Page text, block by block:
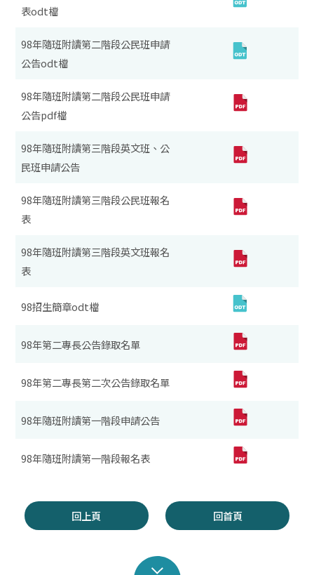
表odt檔
98年隨班附讀第二階段公民班申請
公告odt檔
98年隨班附讀第二階段公民班申請
公告pdf檔
98年隨班附讀第三階段英文班、公
民班申請公告
98年隨班附讀第三階段公民班報名
表
98年隨班附讀第三階段英文班報名
表
98招生簡章odt檔
98年第二專長公告錄取名單
98年第二專長第二次公告錄取名單
98年隨班附讀第一階段申請公告
98年隨班附讀第一階段報名表
回上頁 回首頁